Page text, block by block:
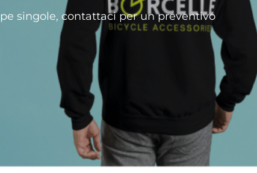
singole, contattaci per un preventivo